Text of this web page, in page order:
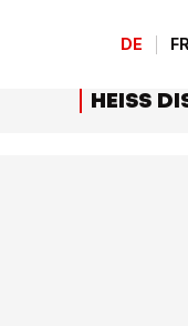
DE FR
HEISS